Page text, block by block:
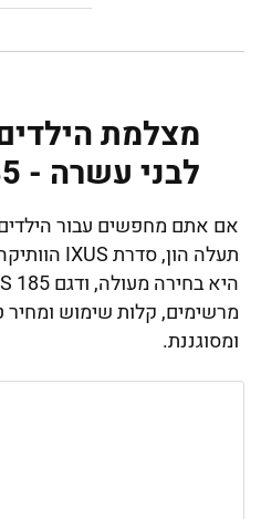
מצלמת
לבני עשרה - Canon IXUS 185
אם אתם מחפשים עבור
מרשימים, קלות שימוש ומחיר
ומסוגננת.